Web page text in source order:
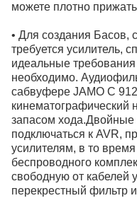
можете плотно
• Для создания
требуется усилитель,
идеальные требования
необходимо.
сабвуфере JAMO C
кинематографический
запасом
подключаться к AVR,
усилителям, в то
беспроводного
свободную от кабелей
перекрестный фильтр